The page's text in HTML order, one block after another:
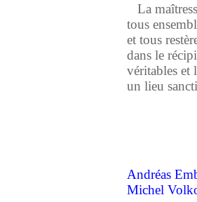
La
tous
et tous
dans le
véritables et
un lieu
Andréas
Michel